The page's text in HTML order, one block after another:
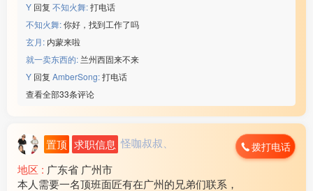
Y 回复 不知火舞:打电话
不知火舞:你好，找到工作了吗
玄月: 内蒙来啦
就一卖东西的: 兰州西固来不来
Y 回复 AmberSong:打电话
查看全部33条评论
置顶 求职信息 怪咖叔叔、 拨打电话
地区 : 广东省 广州市
本人需要一名顶班面匠有在广州的兄弟们联系，